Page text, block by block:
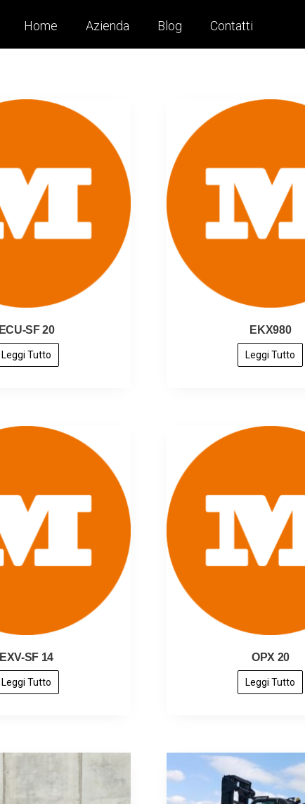
Home Azienda Blog Contatti
ECU-SF 20
Leggi Tutto
EKX980
Leggi Tutto
EXV-SF 14
Leggi Tutto
OPX 20
Leggi Tutto